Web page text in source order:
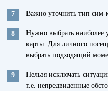
Важно уточнить тип сим-
Нужно выбрать наиболее
карты. Для личного
выбрать подходящий
Нельзя исключать
т.е. непредвиденные